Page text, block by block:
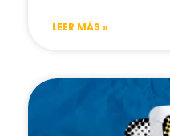
LEER MÁS »